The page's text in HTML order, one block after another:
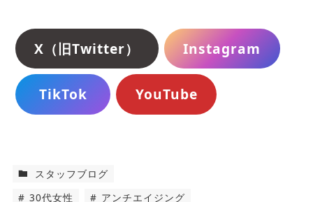
X（旧Twitter） Instagram
TikTok YouTube
スタッフブログ
30代女性
アンチエイジング